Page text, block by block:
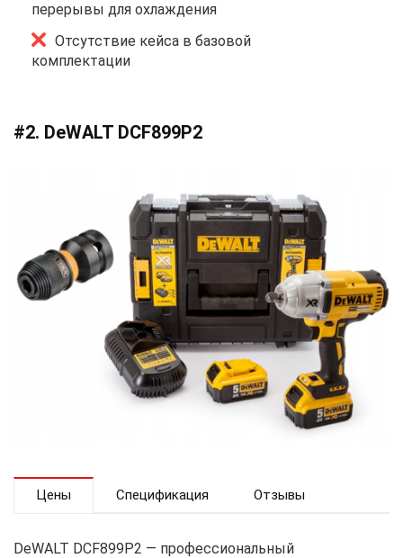
перерывы для охлаждения
Отсутствие кейса в базовой
комплектации
#2. DeWALT DCF899P2
Цены Спецификация Отзывы
DeWALT DCF899P2 — профессиональный